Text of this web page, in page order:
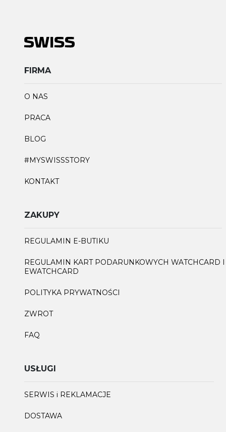
FIRMA
O NAS
PRACA
BLOG
#MYSWISSSTORY
KONTAKT
ZAKUPY
REGULAMIN E-BUTIKU
REGULAMIN KART PODARUNKOWYCH WATCHCARD I
EWATCHCARD
POLITYKA PRYWATNOŚCI
ZWROT
FAQ
USŁUGI
SERWIS i REKLAMACJE
DOSTAWA